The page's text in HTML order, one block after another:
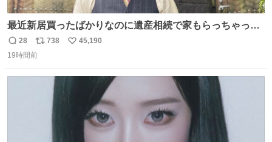
最近新居買ったばかりなのに遺産相続で家もらっちゃった
長男
返
信
28
リ
ポ
738
い
数
45,190
19時間前